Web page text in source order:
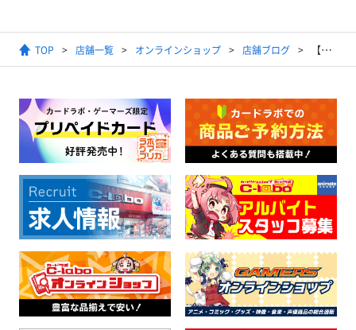
TOP 店舗一覧 オンラインショップ 店舗ブログ 【通販】ヴァイス『五等分の花嫁∬』ブースターパック｜シングルカード通販開始！